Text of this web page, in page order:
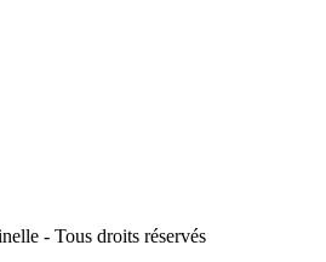
- Tous droits réservés